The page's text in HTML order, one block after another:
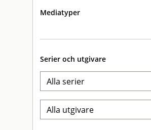
Mediatyper
Serier och utgivare